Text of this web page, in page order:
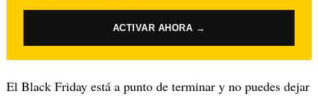
ACTIVAR AHORA →
El Black Friday está a punto de terminar y no puedes dejar